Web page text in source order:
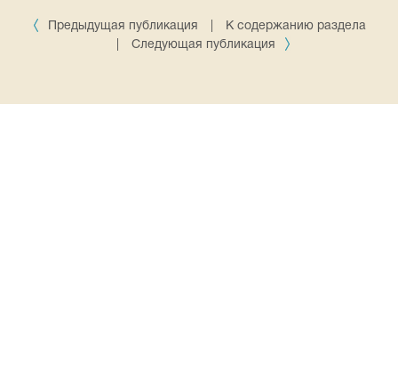
Предыдущая публикация
К содержанию раздела
Следующая публикация